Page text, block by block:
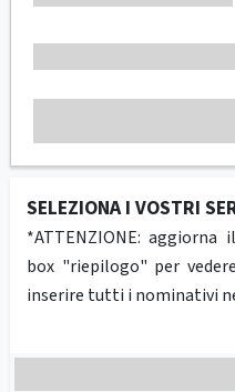
SELEZIONA I VOSTRI
*ATTENZIONE:
box "riepilogo" per
inserire tutti i nominativi